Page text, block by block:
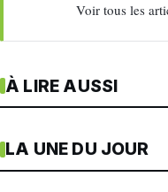
Voir tous les
À LIRE AUSSI
LA UNE DU JOUR